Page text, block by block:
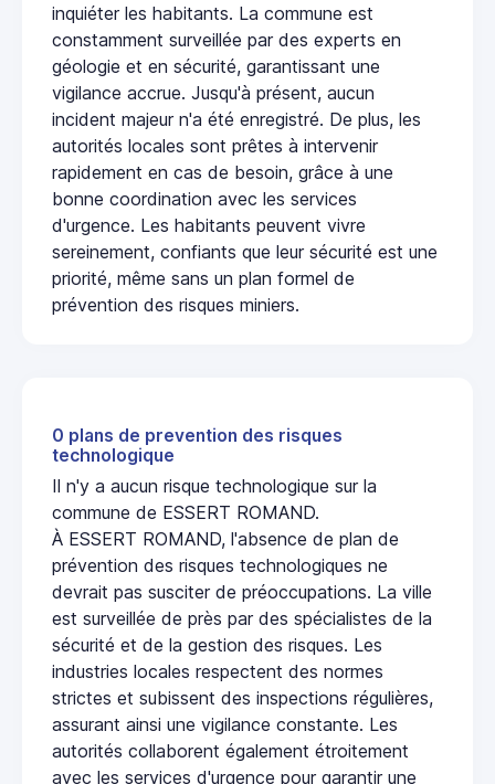
inquiéter les habitants. La commune est
constamment surveillée par des experts en
géologie et en sécurité, garantissant une
vigilance accrue. Jusqu'à présent, aucun
incident majeur n'a été enregistré. De plus, les
autorités locales sont prêtes à intervenir
rapidement en cas de besoin, grâce à une
bonne coordination avec les services
d'urgence. Les habitants peuvent vivre
sereinement, confiants que leur sécurité est une
priorité, même sans un plan formel de
prévention des risques miniers.
0 plans de prevention des risques
technologique
Il n'y a aucun risque technologique sur la
commune de ESSERT ROMAND.
À ESSERT ROMAND, l'absence de plan de
prévention des risques technologiques ne
devrait pas susciter de préoccupations. La ville
est surveillée de près par des spécialistes de la
sécurité et de la gestion des risques. Les
industries locales respectent des normes
strictes et subissent des inspections régulières,
assurant ainsi une vigilance constante. Les
autorités collaborent également étroitement
avec les services d'urgence pour garantir une